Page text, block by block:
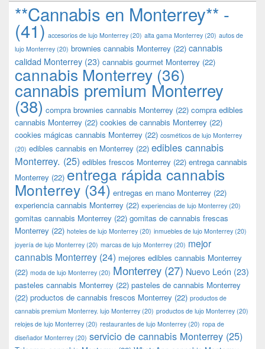
**Cannabis en Monterrey** -
(41) accesorios de lujo Monterrey (20) alta gama Monterrey (20) autos de
lujo Monterrey (20) brownies cannabis Monterrey (22) cannabis
calidad Monterrey (23) cannabis gourmet Monterrey (22)
cannabis Monterrey (36)
cannabis premium Monterrey
(38) compra brownies cannabis Monterrey (22) compra edibles
cannabis Monterrey (22) cookies de cannabis Monterrey (22)
cookies mágicas cannabis Monterrey (22) cosméticos de lujo Monterrey
(20) edibles cannabis en Monterrey (22) edibles cannabis
Monterrey. (25) edibles frescos Monterrey (22) entrega cannabis
Monterrey (22) entrega rápida cannabis
Monterrey (34) entregas en mano Monterrey (22)
experiencia cannabis Monterrey (22) experiencias de lujo Monterrey (20)
gomitas cannabis Monterrey (22) gomitas de cannabis frescas
Monterrey (22) hoteles de lujo Monterrey (20) inmuebles de lujo Monterrey (20)
joyería de lujo Monterrey (20) marcas de lujo Monterrey (20) mejor
cannabis Monterrey (24) mejores edibles cannabis Monterrey
(22) moda de lujo Monterrey (20) Monterrey (27) Nuevo León (23)
pasteles cannabis Monterrey (22) pasteles de cannabis Monterrey
(22) productos de cannabis frescos Monterrey (22) productos de
cannabis premium Monterrey. lujo Monterrey (20) productos de lujo Monterrey (20)
relojes de lujo Monterrey (20) restaurantes de lujo Monterrey (20) ropa de
diseñador Monterrey (20) servicio de cannabis Monterrey (25)